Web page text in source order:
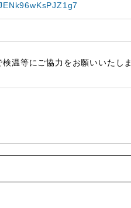
温等にご協力をお願いいたしま